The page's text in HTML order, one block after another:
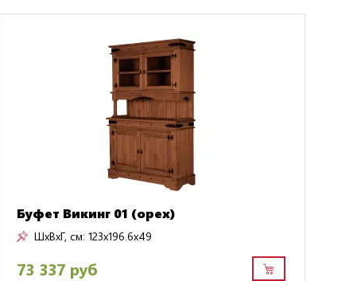
Буфет Викинг 01 (орех)
ШxВxГ, см: 123x196.6x49
73 337 руб